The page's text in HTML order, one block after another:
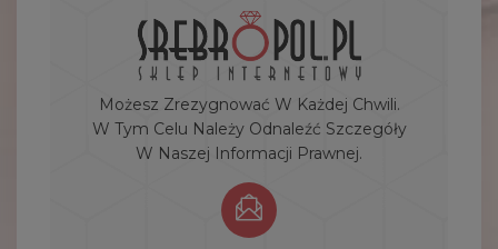
Możesz Zrezygnować W Każdej Chwili.
W Tym Celu Należy Odnaleźć Szczegóły
W Naszej Informacji Prawnej.